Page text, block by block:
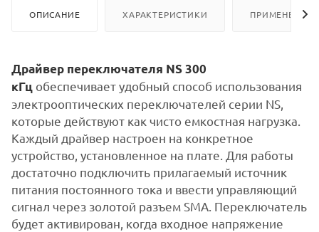
ОПИСАНИЕ ХАРАКТЕРИСТИКИ ПРИМЕНЕНИЕ
Драйвер переключателя NS 300
кГц обеспечивает удобный способ использования
электрооптических переключателей серии NS,
которые действуют как чисто емкостная нагрузка.
Каждый драйвер настроен на конкретное
устройство, установленное на плате. Для работы
достаточно подключить прилагаемый источник
питания постоянного тока и ввести управляющий
сигнал через золотой разъем SMA. Переключатель
будет активирован, когда входное напряжение